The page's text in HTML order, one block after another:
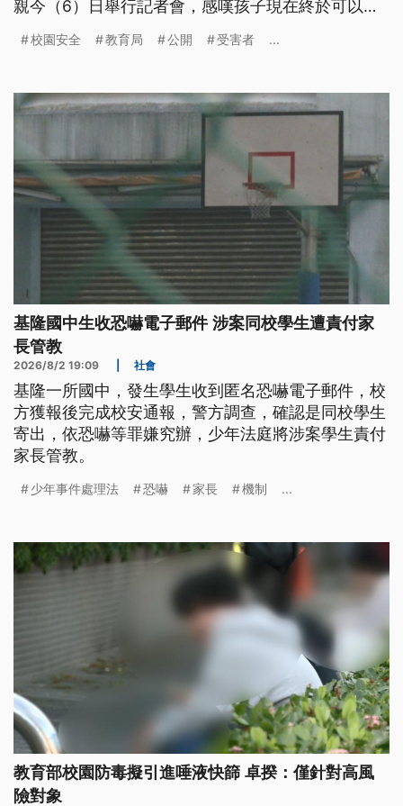
親今（6）日舉行記者會，感嘆孩子現在終於可以
校園安全 教育局 公開 受害者 ...
基隆國中生收恐嚇電子郵件 涉案同校學生遭責付家
長管教
2026/8/2 19:09 社會
基隆一所國中，發生學生收到匿名恐嚇電子郵件，校
方獲報後完成校安通報，警方調查，確認是同校學生
寄出，依恐嚇等罪嫌究辦，少年法庭將涉案學生責付
家長管教。
少年事件處理法 恐嚇 家長 機制 ...
教育部校園防毒擬引進唾液快篩 卓揆：僅針對高風
險對象